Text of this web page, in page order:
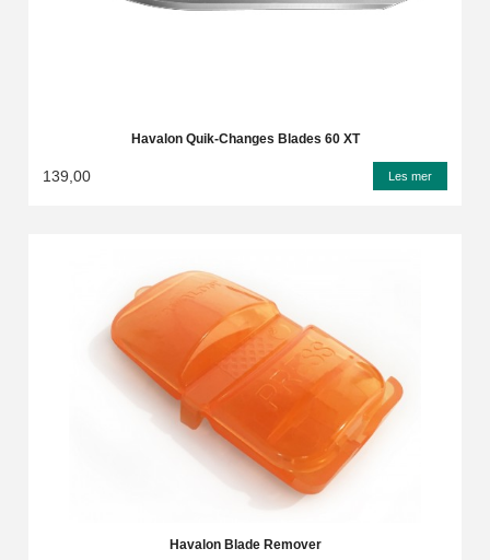
Havalon Quik-Changes Blades 60 XT
139,00 Les mer
Havalon Blade Remover